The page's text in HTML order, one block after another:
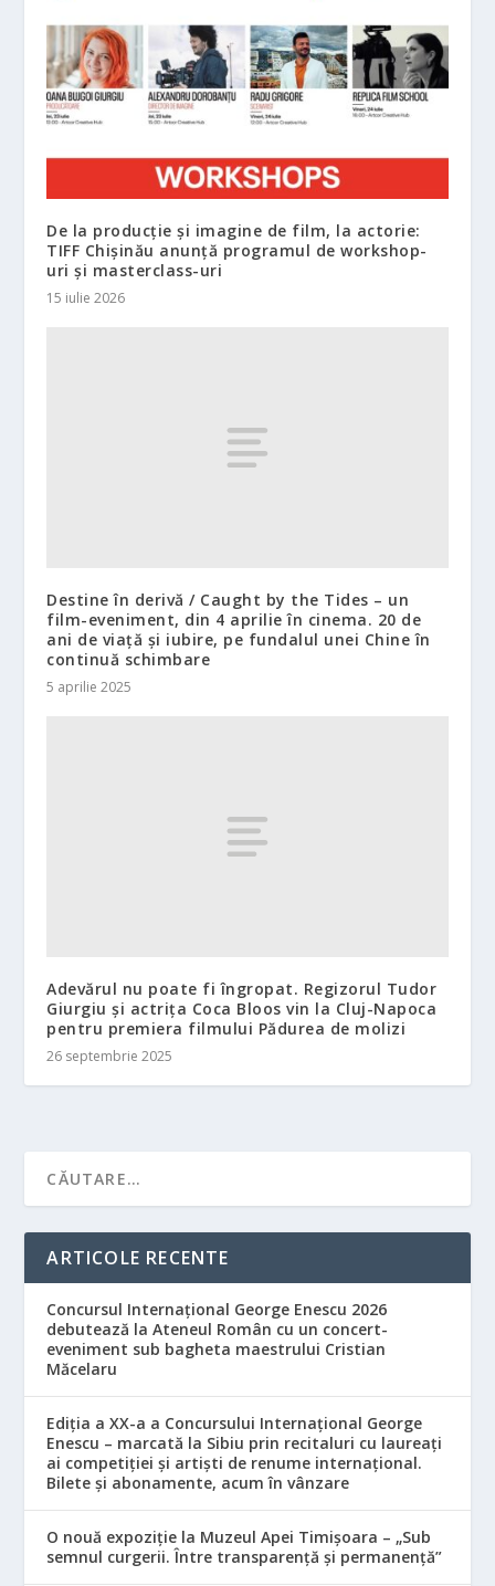
De la producție și imagine de film, la actorie:
TIFF Chișinău anunță programul de workshop-
uri și masterclass-uri
15 iulie 2026
Destine în derivă / Caught by the Tides – un
film-eveniment, din 4 aprilie în cinema. 20 de
ani de viață și iubire, pe fundalul unei Chine în
continuă schimbare
5 aprilie 2025
Adevărul nu poate fi îngropat. Regizorul Tudor
Giurgiu și actrița Coca Bloos vin la Cluj-Napoca
pentru premiera filmului Pădurea de molizi
26 septembrie 2025
ARTICOLE RECENTE
Concursul Internațional George Enescu 2026
debutează la Ateneul Român cu un concert-
eveniment sub bagheta maestrului Cristian
Măcelaru
Ediția a XX-a a Concursului Internațional George
Enescu – marcată la Sibiu prin recitaluri cu laureați
ai competiției și artiști de renume internațional.
Bilete și abonamente, acum în vânzare
O nouă expoziție la Muzeul Apei Timișoara – „Sub
semnul curgerii. Între transparență și permanență”